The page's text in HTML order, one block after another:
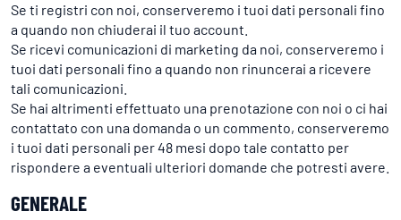
Se ti registri con noi, conserveremo i tuoi dati personali fino
a quando non chiuderai il tuo account.
Se ricevi comunicazioni di marketing da noi, conserveremo i
tuoi dati personali fino a quando non rinuncerai a ricevere
tali comunicazioni.
Se hai altrimenti effettuato una prenotazione con noi o ci hai
contattato con una domanda o un commento, conserveremo
i tuoi dati personali per 48 mesi dopo tale contatto per
rispondere a eventuali ulteriori domande che potresti avere.
GENERALE